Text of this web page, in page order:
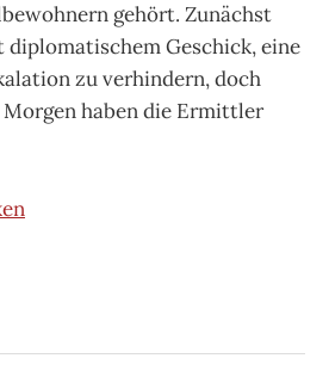
gehört. Zunächst
diplomatischem Geschick, eine
zu verhindern, doch
Morgen haben die Ermittler